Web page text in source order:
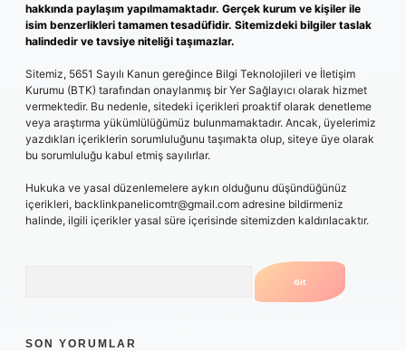
hakkında paylaşım yapılmamaktadır. Gerçek kurum ve kişiler ile
isim benzerlikleri tamamen tesadüfidir. Sitemizdeki bilgiler taslak
halindedir ve tavsiye niteliği taşımazlar.
Sitemiz, 5651 Sayılı Kanun gereğince Bilgi Teknolojileri ve İletişim
Kurumu (BTK) tarafından onaylanmış bir Yer Sağlayıcı olarak hizmet
vermektedir. Bu nedenle, sitedeki içerikleri proaktif olarak denetleme
veya araştırma yükümlülüğümüz bulunmamaktadır. Ancak, üyelerimiz
yazdıkları içeriklerin sorumluluğunu taşımakta olup, siteye üye olarak
bu sorumluluğu kabul etmiş sayılırlar.
Hukuka ve yasal düzenlemelere aykırı olduğunu düşündüğünüz
içerikleri, backlinkpanelicomtr@gmail.com adresine bildirmeniz
halinde, ilgili içerikler yasal süre içerisinde sitemizden kaldırılacaktır.
SON YORUMLAR